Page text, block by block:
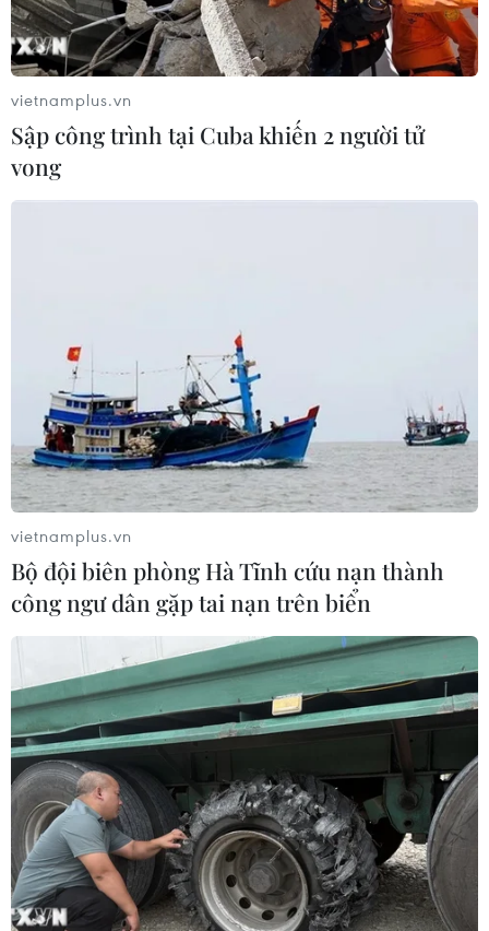
TIN CÙNG CHUYÊN MỤC
vietnamplus.vn
Sập công trình tại Cuba khiến 2 người tử
vong
vietnamplus.vn
Bộ đội biên phòng Hà Tĩnh cứu nạn thành
công ngư dân gặp tai nạn trên biển